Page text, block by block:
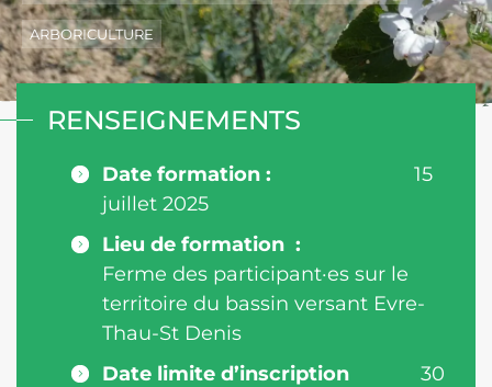
ARBORICULTURE
RENSEIGNEMENTS
Date formation :
15
juillet 2025
Lieu de formation :
Ferme des participant·es sur le
territoire du bassin versant Evre-
Thau-St Denis
Date limite d’inscription
30